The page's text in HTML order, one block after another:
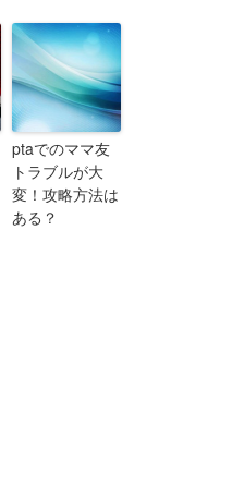
ptaでのママ友
トラブルが大
変！攻略方法は
ある？